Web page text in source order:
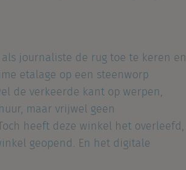
journaliste de rug toe te keren en
etalage op een steenworp
de verkeerde kant op werpen,
maar vrijwel geen
heeft deze winkel het overleefd,
geopend. En het digitale